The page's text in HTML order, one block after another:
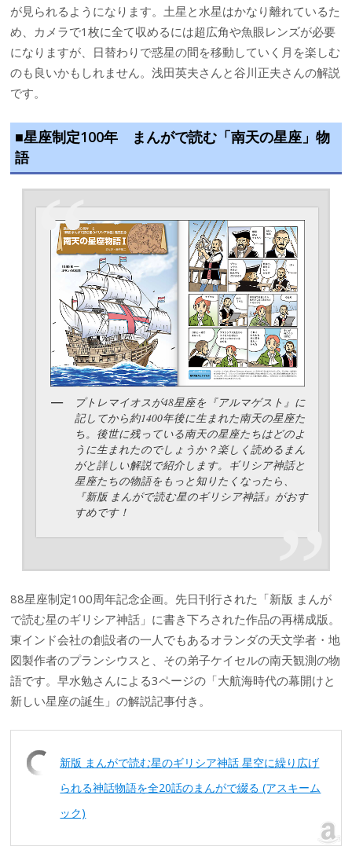
が見られるようになります。土星と水星はかなり離れているた
め、カメラで1枚に全て収めるには超広角や魚眼レンズが必要
になりますが、日替わりで惑星の間を移動していく月を楽しむ
のも良いかもしれません。浅田英夫さんと谷川正夫さんの解説
です。
■星座制定100年 まんがで読む「南天の星座」物
語
プトレマイオスが48星座を『アルマゲスト』に
記してから約1400年後に生まれた南天の星座た
ち。後世に残っている南天の星座たちはどのよ
うに生まれたのでしょうか？楽しく読めるまん
がと詳しい解説で紹介します。ギリシア神話と
星座たちの物語をもっと知りたくなったら、
『新版 まんがで読む星のギリシア神話』がおす
すめです！
88星座制定100周年記念企画。先日刊行された「新版 まんが
で読む星のギリシア神話」に書き下ろされた作品の再構成版。
東インド会社の創設者の一人でもあるオランダの天文学者・地
図製作者のプランシウスと、その弟子ケイセルの南天観測の物
語です。早水勉さんによる3ページの「大航海時代の幕開けと
新しい星座の誕生」の解説記事付き。
新版 まんがで読む星のギリシア神話 星空に繰り広げ
られる神話物語を全20話のまんがで綴る (アスキーム
ック)